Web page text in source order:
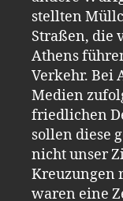
stellten
Straßen, die
Athens
Verkehr. Bei
Medien
friedlichen
sollen diese
nicht unser
Kreuzungen
waren eine